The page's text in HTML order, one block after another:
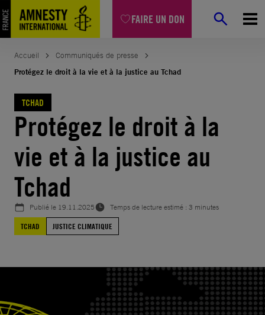
FAIRE UN DON
Aller
au
contenu
Accueil
Communiqués de presse
Protégez le droit à la vie et à la justice au Tchad
TCHAD
Protégez le droit à la
vie et à la justice au
Tchad
Publié le 19.11.2025
Temps de lecture estimé : 3 minutes
TCHAD
JUSTICE CLIMATIQUE